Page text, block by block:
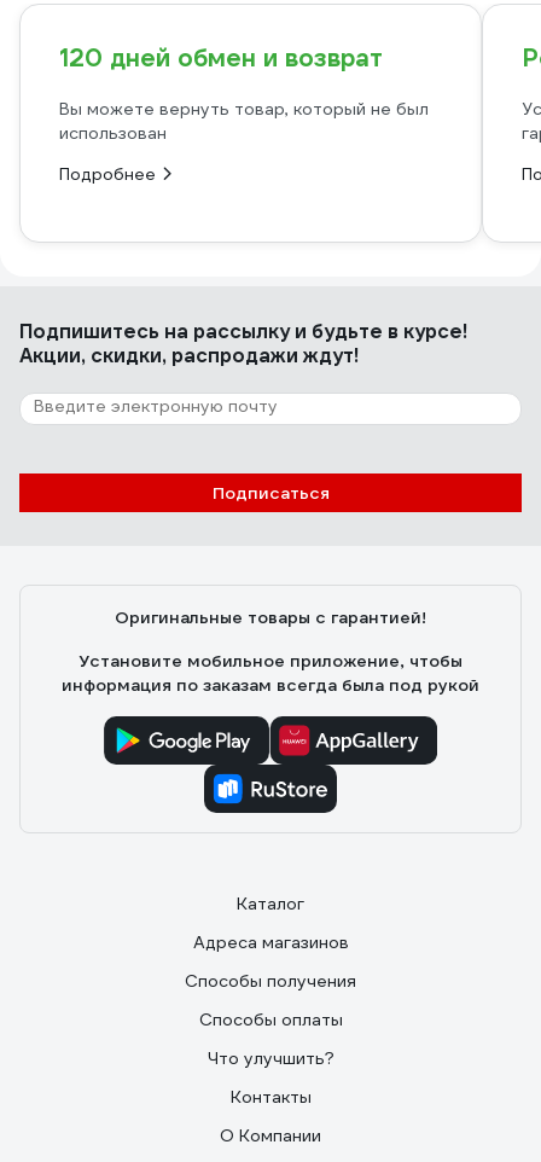
120 дней обмен и возврат
Вы можете вернуть товар, который не был
использован
Подробнее
Подпишитесь на рассылкуи будьте в курсе!
Акции, скидки, распродажи ждут!
Подписаться
Оригинальные товары с гарантией!
Установите мобильное приложение, чтобы
информация по заказам всегда была под рукой
Каталог
Адреса магазинов
Способы получения
Способы оплаты
Что улучшить?
Контакты
О Компании